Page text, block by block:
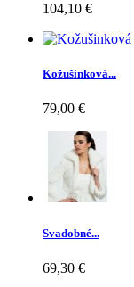
104,10 €
Kožušinková...
79,00 €
Svadobné...
69,30 €